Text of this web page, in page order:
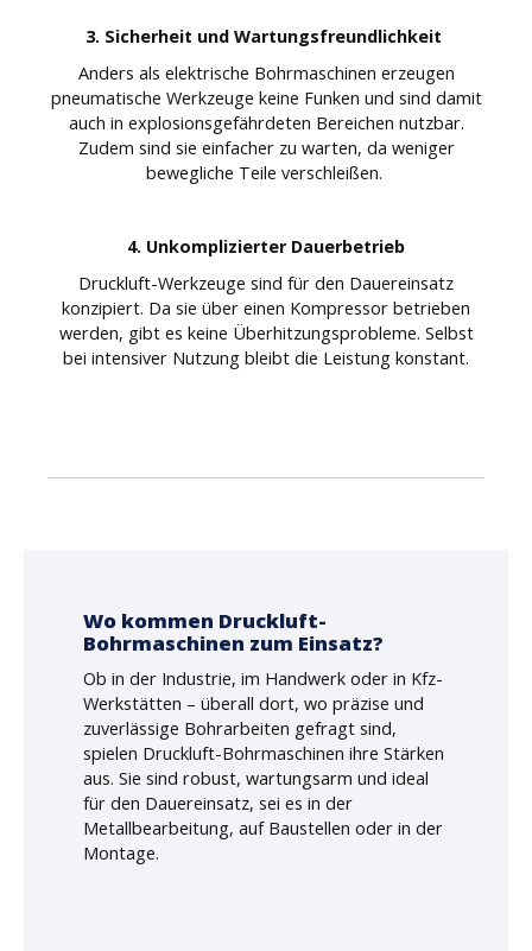
3. Sicherheit und Wartungsfreundlichkeit
Anders als elektrische Bohrmaschinen erzeugen
pneumatische Werkzeuge keine Funken und sind damit
auch in explosionsgefährdeten Bereichen nutzbar.
Zudem sind sie einfacher zu warten, da weniger
bewegliche Teile verschleißen.
4. Unkomplizierter Dauerbetrieb
Druckluft-Werkzeuge sind für den Dauereinsatz
konzipiert. Da sie über einen Kompressor betrieben
werden, gibt es keine Überhitzungsprobleme. Selbst
bei intensiver Nutzung bleibt die Leistung konstant.
Wo kommen Druckluft-
Bohrmaschinen zum Einsatz?
Ob in der Industrie, im Handwerk oder in Kfz-
Werkstätten – überall dort, wo präzise und
zuverlässige Bohrarbeiten gefragt sind,
spielen Druckluft-Bohrmaschinen ihre Stärken
aus. Sie sind robust, wartungsarm und ideal
für den Dauereinsatz, sei es in der
Metallbearbeitung, auf Baustellen oder in der
Montage.